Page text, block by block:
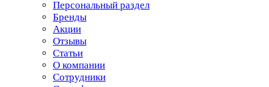
Персональный раздел
Бренды
Акции
Отзывы
Статьи
О компании
Сотрудники